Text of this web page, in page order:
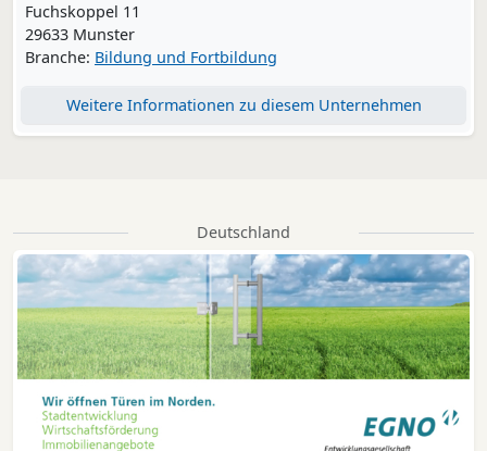
Fuchskoppel 11
29633 Munster
Branche: Bildung und Fortbildung
Weitere Informationen zu diesem Unternehmen
Deutschland